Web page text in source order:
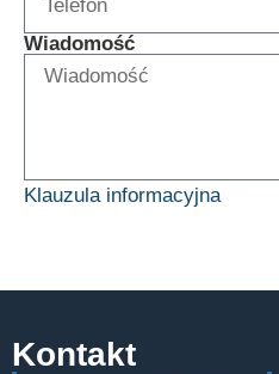
Wiadomość
Klauzula informacyjna
Kontakt